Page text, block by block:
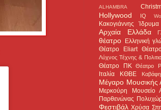
ALHAMBRA
Hollywood IQ
Κακογιάννης
Αρχαία Ελλάδα
θέατρο Ελληνική
Θέατρο Eliart
Λύχνος Τέχνης &
Θέατρο ΠΚ
Θέατρο
Ιταλία ΚΘΒΕ
Μέγαρο Μουσικής
Μερκούρη
Μουσείο
Παρθενώνας
Φεστιβάλ Χρύσα